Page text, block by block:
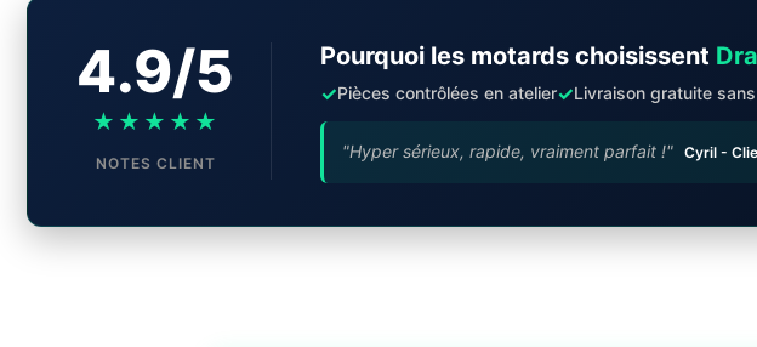
4.9/5
★★★★★
NOTES CLIENT
Pourquoi les motards choisissent
✓Pièces contrôlées en atelier✓Livraison gratuite
"Hyper sérieux, rapide, vraiment parfait !" Cyril -